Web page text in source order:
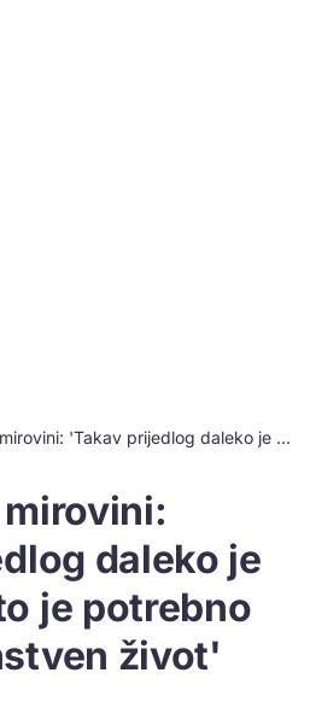
Baksa o 13. mirovini: 'Takav prijedlog daleko je od onoga što je potrebno za dostojanstven život'
mirovini:
daleko je
je potrebno
život'